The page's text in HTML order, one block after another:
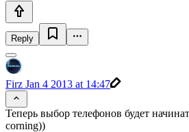
Reply
Firz Jan 4 2013 at 14:47
Теперь выбор телефонов будет
corning))